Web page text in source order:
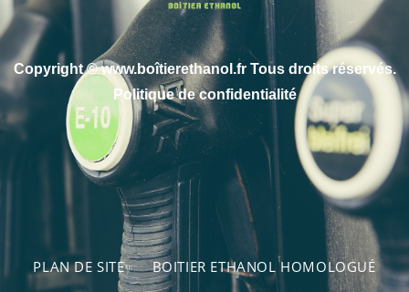
Copyright © www.boîtierethanol.fr Tous droits réservés.
Politique de confidentialité
PLAN DE SITE
BOITIER ETHANOL HOMOLOGUÉ